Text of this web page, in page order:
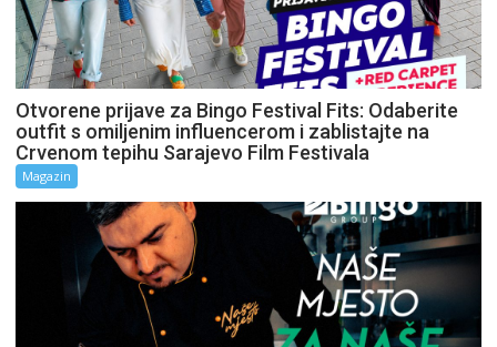
Otvorene prijave za Bingo Festival Fits: Odaberite
outfit s omiljenim influencerom i zablistajte na
Crvenom tepihu Sarajevo Film Festivala
Magazin